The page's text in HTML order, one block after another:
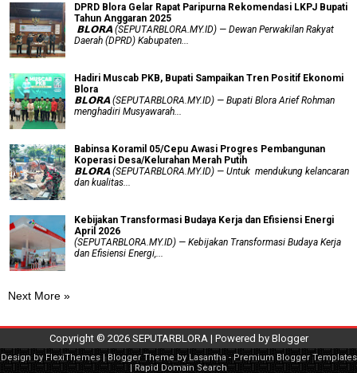
DPRD Blora Gelar Rapat Paripurna Rekomendasi LKPJ Bupati
Tahun Anggaran 2025
‎ 𝗕𝗟𝗢𝗥𝗔 (SEPUTARBLORA.MY.ID) — Dewan Perwakilan Rakyat
Daerah (DPRD) Kabupaten...
Hadiri Muscab PKB, Bupati Sampaikan Tren Positif Ekonomi
Blora
𝗕𝗟𝗢𝗥𝗔 (SEPUTARBLORA.MY.ID) — Bupati Blora Arief Rohman
menghadiri Musyawarah...
Babinsa Koramil 05/Cepu Awasi Progres Pembangunan
Koperasi Desa/Kelurahan Merah Putih
𝗕𝗟𝗢𝗥𝗔 (SEPUTARBLORA.MY.ID) — Untuk mendukung kelancaran
dan kualitas...
Kebijakan Transformasi Budaya Kerja dan Efisiensi Energi
April 2026
(SEPUTARBLORA.MY.ID) — Kebijakan Transformasi Budaya Kerja
dan Efisiensi Energi,...
Next More »
Copyright © 2026 SEPUTARBLORA | Powered by Blogger
Design by FlexiThemes| Blogger Theme by Lasantha-Premium Blogger Templates
|Rapid Domain Search